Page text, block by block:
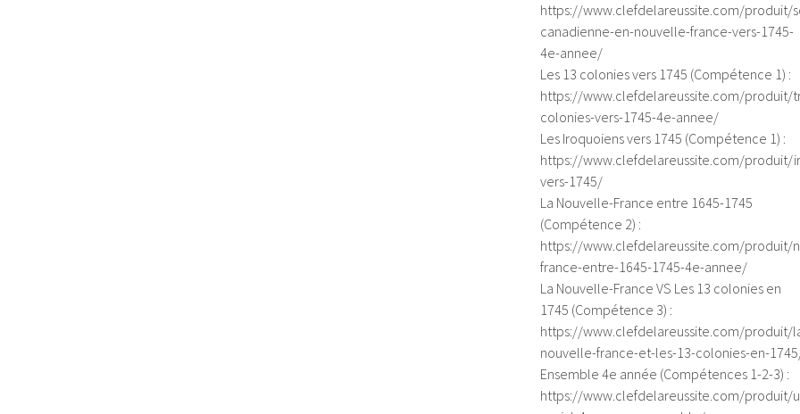
https://www.clefdelareussite.com/produit/
canadienne-en-nouvelle-france-vers-1745-
4e-annee/
Les 13 colonies vers 1745 (Compétence 1) :
https://www.clefdelareussite.com/produit/
colonies-vers-1745-4e-annee/
Les Iroquoiens vers 1745 (Compétence 1) :
https://www.clefdelareussite.com/produit/
vers-1745/
La Nouvelle-France entre 1645-1745
(Compétence 2) :
https://www.clefdelareussite.com/produit/
france-entre-1645-1745-4e-annee/
La Nouvelle-France VS Les 13 colonies en
1745 (Compétence 3) :
https://www.clefdelareussite.com/produit/
nouvelle-france-et-les-13-colonies-en-
Ensemble 4e année (Compétences 1-2-3) :
https://www.clefdelareussite.com/produit/